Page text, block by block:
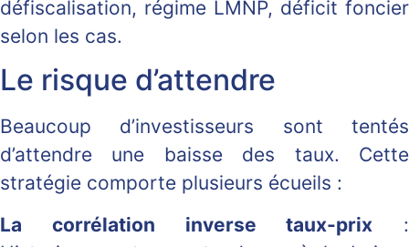
défiscalisation, régime LMNP, déficit foncier
selon les cas.
Le risque d’attendre
Beaucoup d’investisseurs sont tentés
d’attendre une baisse des taux. Cette
stratégie comporte plusieurs écueils :
La corrélation inverse taux-prix :